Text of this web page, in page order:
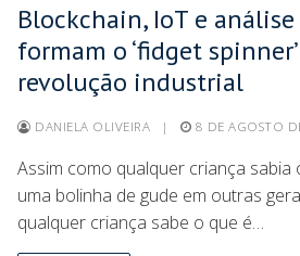
Blockchain, IoT e
formam o ‘fidget
revolução industrial
DANIELA OLIVEIRA | 8 DE AGOSTO
Assim como qualquer criança sabia
uma bolinha de gude em outras
qualquer criança sabe o que é…